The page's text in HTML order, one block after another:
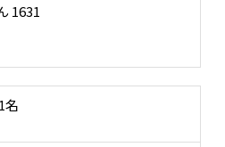
1631
1名